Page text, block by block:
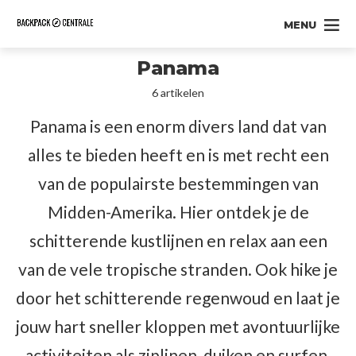
MENU
Panama
6 artikelen
Panama is een enorm divers land dat van
alles te bieden heeft en is met recht een
van de populairste bestemmingen van
Midden-Amerika. Hier ontdek je de
schitterende kustlijnen en relax aan een
van de vele tropische stranden. Ook hike je
door het schitterende regenwoud en laat je
jouw hart sneller kloppen met avontuurlijke